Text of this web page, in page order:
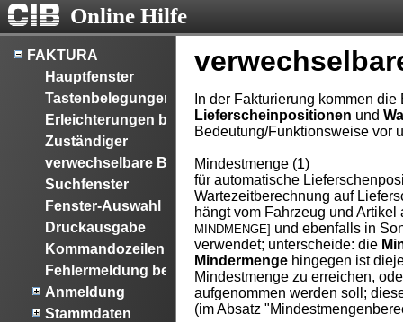
Online Hilfe
FAKTURA
Hauptfenster
Tastenbelegungen
Erleichterungen bei der Dateneingabe
Zuständiger
verwechselbare Begriffe
Suchfenster
Fenster-Auswahl
Druckausgabe
Kommandozeilen Parameter
Fehlermeldung bezüglich synonymer Daten
Anmeldung
Stammdaten
In der Fakturierung kommen
Lieferscheinpositionen und
Bedeutung/Funktionsweise vor
Mindestmenge (1)
für automatische
Wartezeitberechnung auf
hängt vom Fahrzeug und
MINDMENGE] und ebenfalls in
verwendet; unterscheide: die
Mindermenge hingegen ist
Mindestmenge zu erreichen,
aufgenommen werden soll;
(im Absatz